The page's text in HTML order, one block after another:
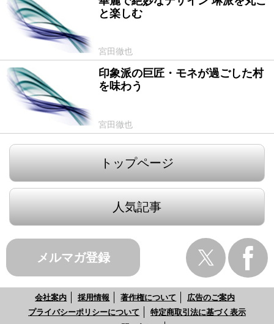
と楽しむ
宮田徹也
2010/12/22
印象派の巨匠・モネが過ごした村
を味わう
宮田徹也
トップページ
人気記事
メルマガ登録
会社案内 採用情報 著作権について
広告のご案内
プライバシーポリシーについて
特定商取引法に基づく表示